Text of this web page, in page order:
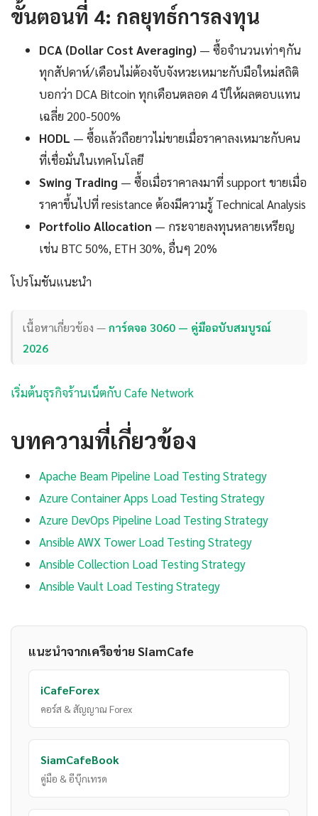
ขั้นตอนที่ 4: กลยุทธ์การลงทุน
DCA (Dollar Cost Averaging) — ซื้อจำนวนเท่าๆกัน
ทุกสัปดาห์/เดือนไม่ต้องจับจังหวะเหมาะกับมือใหม่สถิติ
บอกว่า DCA Bitcoin ทุกเดือนตลอด 4 ปีให้ผลตอบแทน
เฉลี่ย 200-500%
HODL — ซื้อแล้วถือยาวไม่ขายเมื่อราคาลงเหมาะกับคน
ที่เชื่อมั่นในเทคโนโลยี
Swing Trading — ซื้อเมื่อราคาลงมาที่ support ขายเมื่อ
ราคาขึ้นไปที่ resistance ต้องมีความรู้ Technical Analysis
Portfolio Allocation — กระจายลงทุนหลายเหรียญ
เช่น BTC 50%, ETH 30%, อื่นๆ 20%
โปรโมชันแนะนำ
เนื้อหาเกี่ยวข้อง —การ์ดจอ 3060 — คู่มือฉบับสมบูรณ์
2026
เริ่มต้นธุรกิจร้านเน็ตกับ Cafe Network
บทความที่เกี่ยวข้อง
Apache Beam Pipeline Load Testing Strategy
Azure Container Apps Load Testing Strategy
Azure DevOps Pipeline Load Testing Strategy
Ansible AWX Tower Load Testing Strategy
Ansible Collection Load Testing Strategy
Ansible Vault Load Testing Strategy
แนะนำจากเครือข่าย SiamCafe
iCafeForex
คอร์ส & สัญญาณ Forex
SiamCafeBook
คู่มือ & อีบุ๊กเทรด